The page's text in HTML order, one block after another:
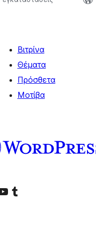
Βιτρίνα
Θέματα
Πρόσθετα
Μοτίβα
Instagram
μας LinkedIn
account
our YouTube channel
Visit our Tumblr account